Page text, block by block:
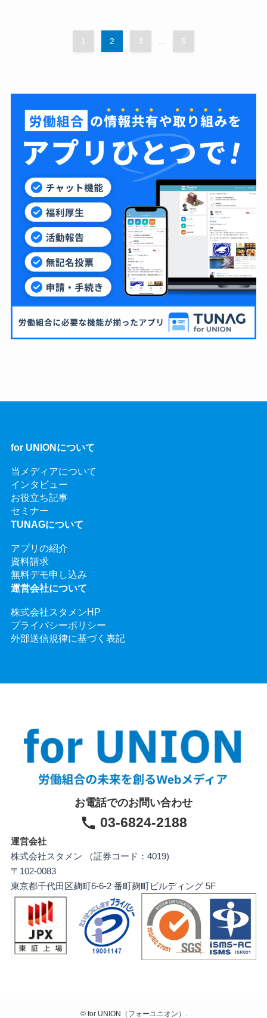
1 2 3 5
for UNIONについて
当メディアについて
インタビュー
お役立ち記事
セミナー
TUNAGについて
アプリの紹介
資料請求
無料デモ申し込み
運営会社について
株式会社スタメンHP
プライバシーポリシー
外部送信規律に基づく表記
お電話でのお問い合わせ
03-6824-2188
運営会社
株式会社スタメン （証券コード：4019)
〒102-0083
東京都千代田区麹町6-6-2 番町麹町ビルディング 5F
©for UNION（フォーユニオン）.